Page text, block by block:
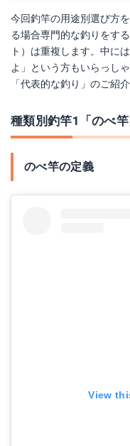
今回釣竿の用途別選び方
る場合専門的な釣りをす
ト）は重複します。中に
よ」という方もいらっし
「代表的な釣り」のご紹
種類別釣竿1「のべ竿
のべ竿の定義
View